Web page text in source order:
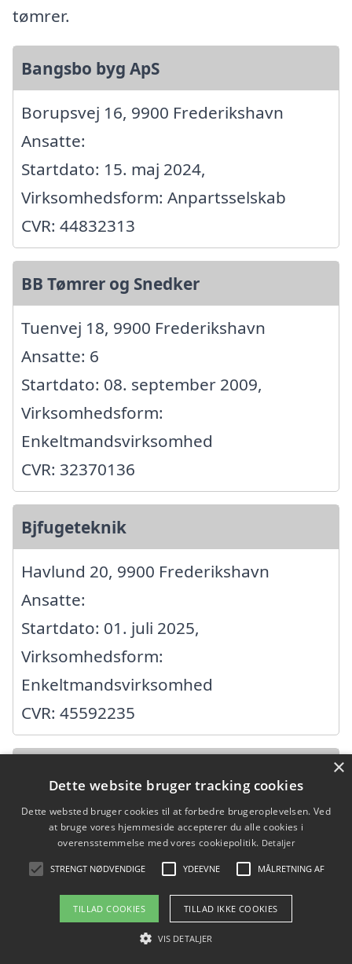
tømrer.
Bangsbo byg ApS
Borupsvej 16, 9900 Frederikshavn
Ansatte:
Startdato: 15. maj 2024,
Virksomhedsform: Anpartsselskab
CVR: 44832313
BB Tømrer og Snedker
Tuenvej 18, 9900 Frederikshavn
Ansatte: 6
Startdato: 08. september 2009,
Virksomhedsform:
Enkeltmandsvirksomhed
CVR: 32370136
Bjfugeteknik
Havlund 20, 9900 Frederikshavn
Ansatte:
Startdato: 01. juli 2025,
Virksomhedsform:
Enkeltmandsvirksomhed
CVR: 45592235
Barfredsvej 74, 9900 Frederikshavn
Ansatte: 0
Startdato: 22. september 2018,
Virksomhedsform:
Enkeltmandsvirksomhed
×
Dette website bruger tracking cookies
Dette websted bruger cookies til at forbedre brugeroplevelsen. Ved
at bruge vores hjemmeside accepterer du alle cookies i
overensstemmelse med vores cookiepolitik. Detaljer
STRENGT NØDVENDIGE YDEEVNE MÅLRETNING AF
TILLAD COOKIES TILLAD IKKE COOKIES
VIS DETALJER